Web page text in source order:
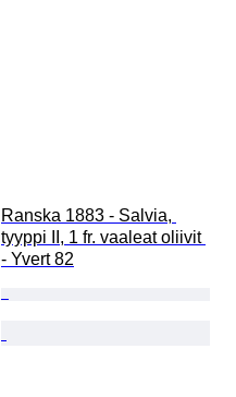
Ranska 1883 - Salvia,
tyyppi II, 1 fr. vaaleat oliivit
- Yvert 82